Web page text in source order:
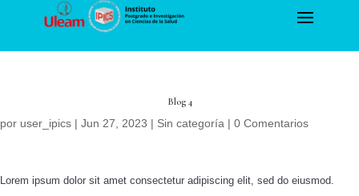
Blog 4
por user_ipics | Jun 27, 2023 | Sin categoría | 0 Comentarios
Lorem ipsum dolor sit amet consectetur adipiscing elit, sed do eiusmod.